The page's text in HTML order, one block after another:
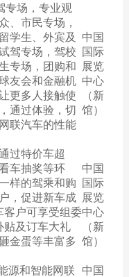
专场，专业观
、市民专场，
学生、外宾及
驾专场，驾校
专场，团购和
友会和金融机
更多人接触使
通过体验，切
联汽车的性能
中国
国际
展览
中心
（新
馆）
过特价车超
车抽奖等环
样的驾乘和购
，促进新车成
客户可享受组委
贴及订车大礼
金蛋等丰富多
中国
国际
展览
中心
（新
馆）
源和智能网联
中国